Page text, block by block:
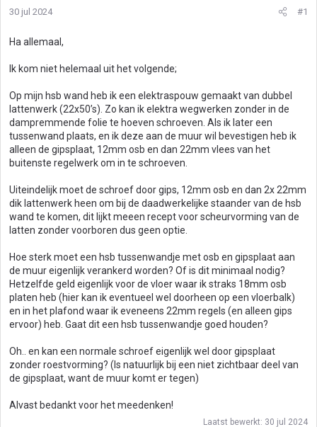
30 jul 2024 #1
Ha allemaal,
Ik kom niet helemaal uit het volgende;
Op mijn hsb wand heb ik een elektraspouw gemaakt van dubbel
lattenwerk (22x50’s). Zo kan ik elektra wegwerken zonder in de
dampremmende folie te hoeven schroeven. Als ik later een
tussenwand plaats, en ik deze aan de muur wil bevestigen heb ik
alleen de gipsplaat, 12mm osb en dan 22mm vlees van het
buitenste regelwerk om in te schroeven.
Uiteindelijk moet de schroef door gips, 12mm osb en dan 2x 22mm
dik lattenwerk heen om bij de daadwerkelijke staander van de hsb
wand te komen, dit lijkt meeen recept voor scheurvorming van de
latten zonder voorboren dus geen optie.
Hoe sterk moet een hsb tussenwandje met osb en gipsplaat aan
de muur eigenlijk verankerd worden? Of is dit minimaal nodig?
Hetzelfde geld eigenlijk voor de vloer waar ik straks 18mm osb
platen heb (hier kan ik eventueel wel doorheen op een vloerbalk)
en in het plafond waar ik eveneens 22mm regels (en alleen gips
ervoor) heb. Gaat dit een hsb tussenwandje goed houden?
Oh.. en kan een normale schroef eigenlijk wel door gipsplaat
zonder roestvorming? (Is natuurlijk bij een niet zichtbaar deel van
de gipsplaat, want de muur komt er tegen)
Alvast bedankt voor het meedenken!
Laatst bewerkt: 30 jul 2024